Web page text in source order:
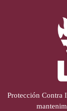
Protección Contra